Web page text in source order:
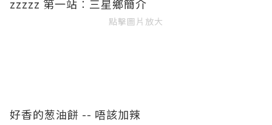
zzzzz 第一站︰三星鄉簡介
點擊圖片放大
好香的葱油餅 -- 唔該加辣